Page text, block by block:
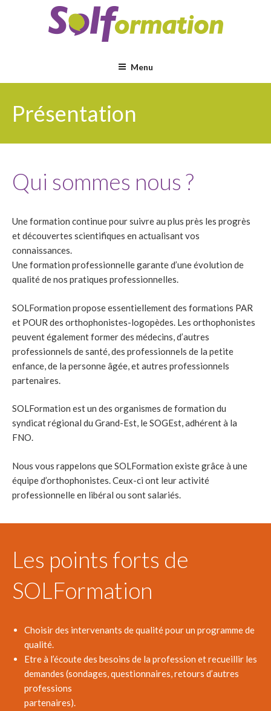
Menu
Présentation
Qui sommes nous ?
Une formation continue pour suivre au plus près les progrès
et découvertes scientifiques en actualisant vos
connaissances.
Une formation professionnelle garante d’une évolution de
qualité de nos pratiques professionnelles.
SOLFormation propose essentiellement des formations PAR
et POUR des orthophonistes-logopèdes. Les orthophonistes
peuvent également former des médecins, d’autres
professionnels de santé, des professionnels de la petite
enfance, de la personne âgée, et autres professionnels
partenaires.
SOLFormation est un des organismes de formation du
syndicat régional du Grand-Est, le SOGEst, adhérent à la
FNO.
Nous vous rappelons que SOLFormation existe grâce à une
équipe d’orthophonistes. Ceux-ci ont leur activité
professionnelle en libéral ou sont salariés.
Les points forts de
SOLFormation
Choisir des intervenants de qualité pour un programme de
qualité.
Etre à l’écoute des besoins de la profession et recueillir les
demandes (sondages, questionnaires, retours d’autres
professions
partenaires).